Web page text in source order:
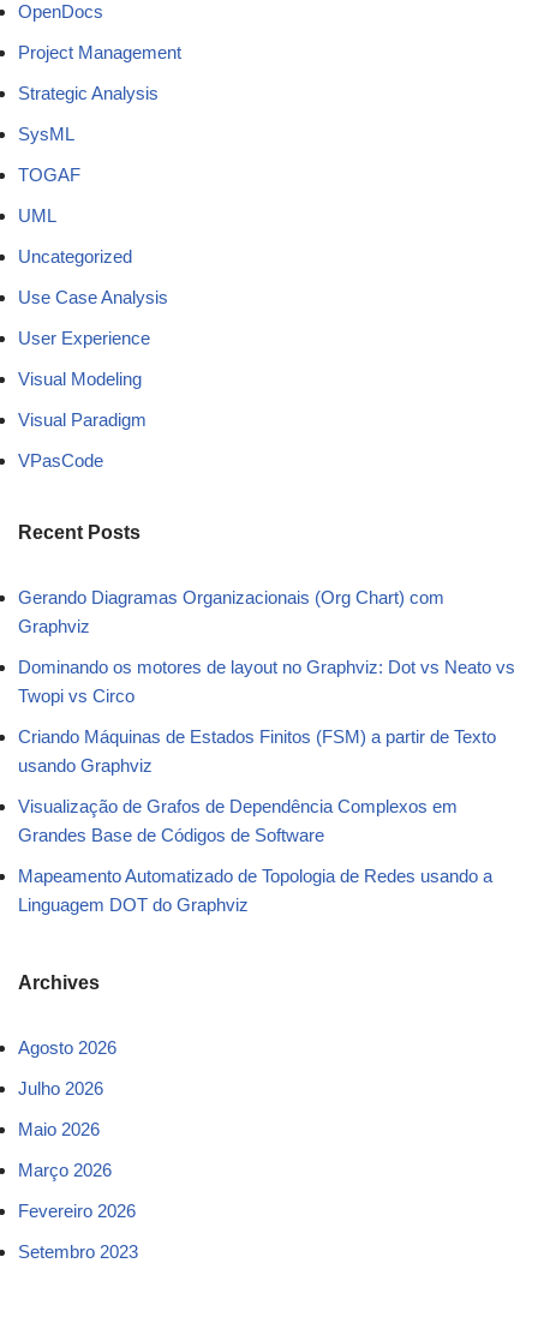
OpenDocs
Project Management
Strategic Analysis
SysML
TOGAF
UML
Uncategorized
Use Case Analysis
User Experience
Visual Modeling
Visual Paradigm
VPasCode
Recent Posts
Gerando Diagramas Organizacionais (Org Chart) com
Graphviz
Dominando os motores de layout no Graphviz: Dot vs Neato vs
Twopi vs Circo
Criando Máquinas de Estados Finitos (FSM) a partir de Texto
usando Graphviz
Visualização de Grafos de Dependência Complexos em
Grandes Base de Códigos de Software
Mapeamento Automatizado de Topologia de Redes usando a
Linguagem DOT do Graphviz
Archives
Agosto 2026
Julho 2026
Maio 2026
Março 2026
Fevereiro 2026
Setembro 2023